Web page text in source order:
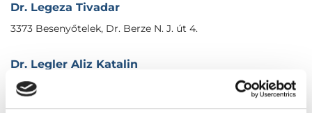
Dr. Legeza Tivadar
3373 Besenyőtelek, Dr. Berze N. J. út 4.
Dr. Legler Aliz Katalin
9317 Szany, Dózsa György 1.